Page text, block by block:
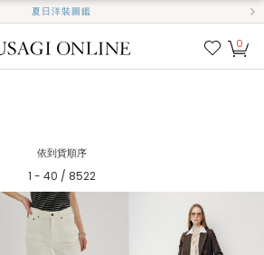
夏日洋裝圖鑑
我的
0
依到貨順序
1 - 40 / 8522